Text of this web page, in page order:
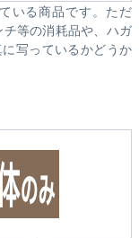
いる商品です。ただ
等の消耗品や、ハガ
写っているかどうか